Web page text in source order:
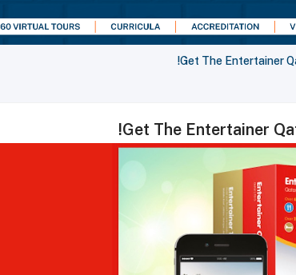
Get The Entertainer
Get The Entertainer